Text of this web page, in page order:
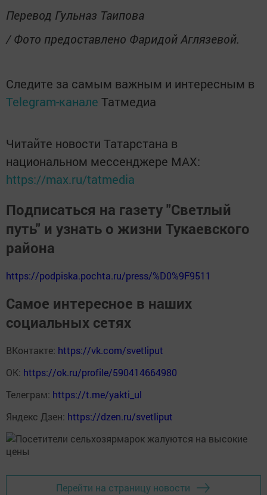
Перевод Гульназ Таипова
/ Фото предоставлено Фаридой Аглязевой.
Следите за самым важным и интересным в
Telegram-канале Татмедиа
Читайте новости Татарстана в
национальном мессенджере MАХ:
https://max.ru/tatmedia
Подписаться на газету "Светлый
путь" и узнать о жизни Тукаевского
района
https://podpiska.pochta.ru/press/%D0%9F9511
Самое интересное в наших
социальных сетях
ВКонтакте: https://vk.com/svetliput
ОК: https://ok.ru/profile/590414664980
Телеграм: https://t.me/yakti_ul
Яндекс Дзен: https://dzen.ru/svetliput
Перейти на страницу новости